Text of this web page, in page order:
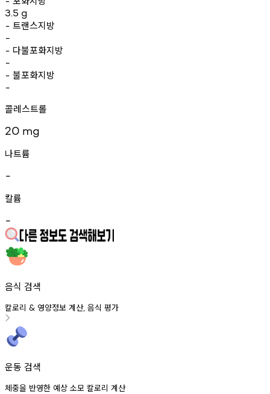
3.5 g
- 트랜스지방
-
- 다불포화지방
-
- 불포화지방
-
콜레스트롤
20 mg
나트륨
-
칼륨
-
음식 검색
칼로리 & 영양정보 계산, 음식 평가
운동 검색
체중을 반영한 예상 소모 칼로리 계산